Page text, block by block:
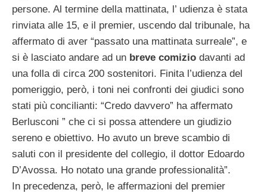
persone. Al termine della mattinata, l’ udienza è stata
rinviata alle 15, e il premier, uscendo dal tribunale, ha
affermato di aver “passato una mattinata surreale”, e
si è lasciato andare ad un breve comizio davanti ad
una folla di circa 200 sostenitori. Finita l’udienza del
pomeriggio, però, i toni nei confronti dei giudici sono
stati più concilianti: “Credo davvero” ha affermato
Berlusconi ” che ci si possa attendere un giudizio
sereno e obiettivo. Ho avuto un breve scambio di
saluti con il presidente del collegio, il dottor Edoardo
D’Avossa. Ho notato una grande professionalità”.
In precedenza, però, le affermazioni del premier